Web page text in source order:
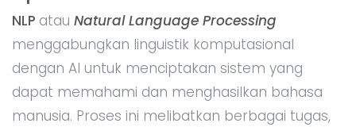
NLP atau Natural Language Processing
menggabungkan linguistik komputasional
dengan AI untuk menciptakan sistem yang
dapat memahami dan menghasilkan bahasa
manusia. Proses ini melibatkan berbagai tugas,